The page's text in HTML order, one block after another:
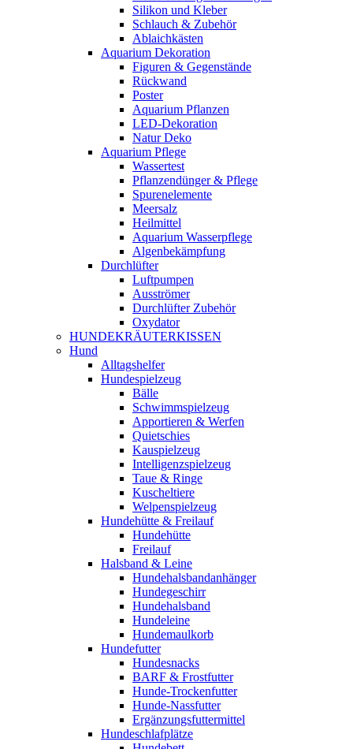
Silikon und Kleber
Schlauch & Zubehör
Ablaichkästen
Aquarium Dekoration
Figuren & Gegenstände
Rückwand
Poster
Aquarium Pflanzen
LED-Dekoration
Natur Deko
Aquarium Pflege
Wassertest
Pflanzendünger & Pflege
Spurenelemente
Meersalz
Heilmittel
Aquarium Wasserpflege
Algenbekämpfung
Durchlüfter
Luftpumpen
Ausströmer
Durchlüfter Zubehör
Oxydator
HUNDEKRÄUTERKISSEN
Hund
Alltagshelfer
Hundespielzeug
Bälle
Schwimmspielzeug
Apportieren & Werfen
Quietschies
Kauspielzeug
Intelligenzspielzeug
Taue & Ringe
Kuscheltiere
Welpenspielzeug
Hundehütte & Freilauf
Hundehütte
Freilauf
Halsband & Leine
Hundehalsbandanhänger
Hundegeschirr
Hundehalsband
Hundeleine
Hundemaulkorb
Hundefutter
Hundesnacks
BARF & Frostfutter
Hunde-Trockenfutter
Hunde-Nassfutter
Ergänzungsfuttermittel
Hundeschlafplätze